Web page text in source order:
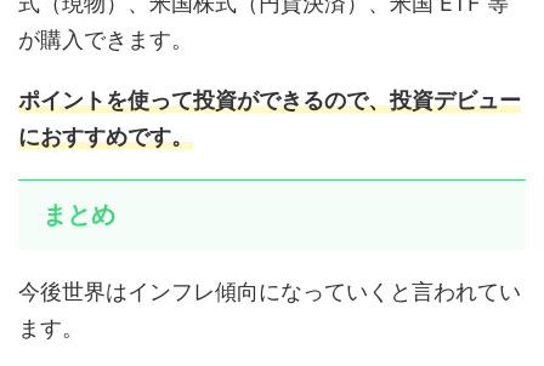
が購入できます。
ポイントを使って投資ができるので、投資デビュー
におすすめです。
まとめ
今後世界はインフレ傾向になっていくと言われてい
ます。